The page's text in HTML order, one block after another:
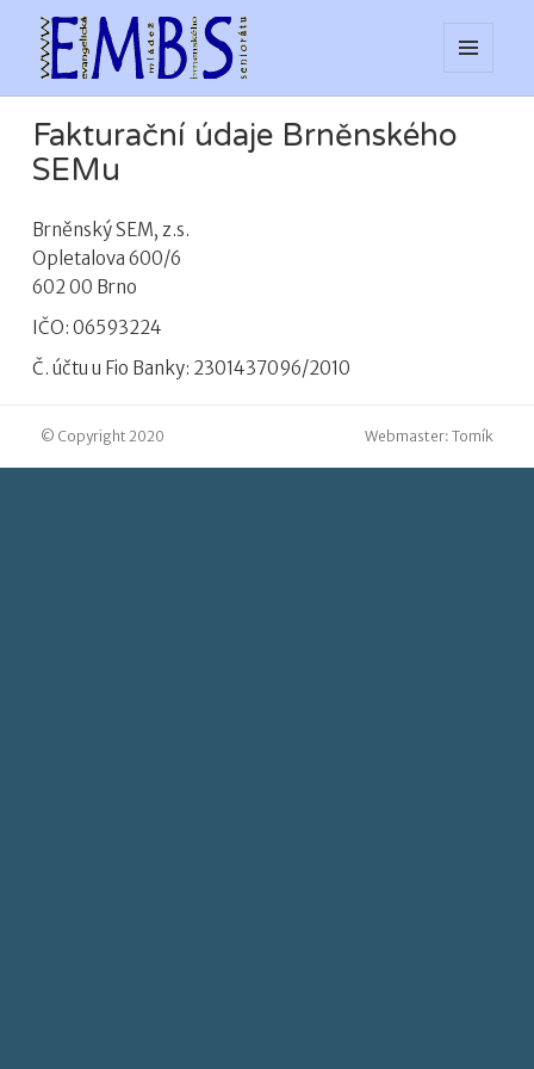
A
Fakturační údaje Brněnského
SEMu
Brněnský SEM, z.s.
Opletalova 600/6
602 00 Brno
IČO: 06593224
Č. účtu u Fio Banky: 2301437096/2010
© Copyright 2020 Webmaster: Tomík